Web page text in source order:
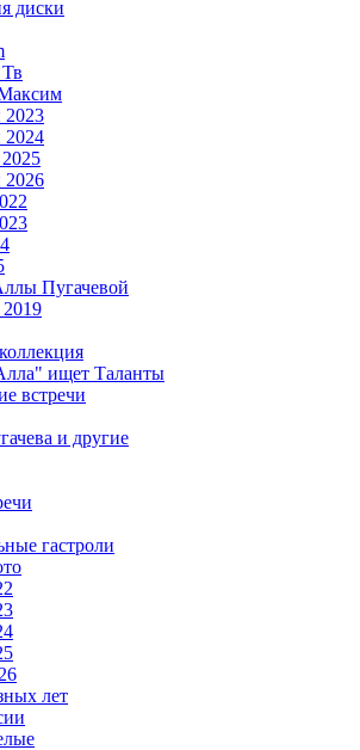
диски
2023
2024
2026
Пугачевой
ищет Таланты
встречи
и другие
гастроли
лет